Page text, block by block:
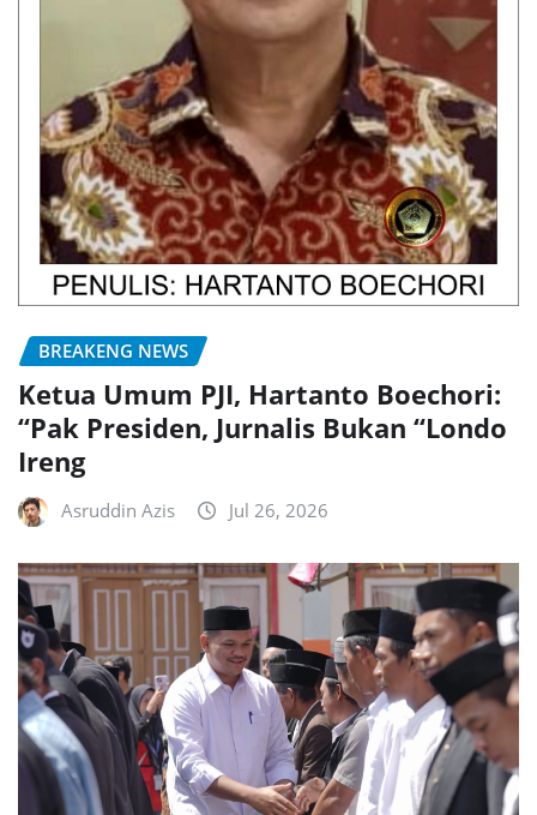
BREAKENG NEWS
Ketua Umum PJI, Hartanto Boechori:
“Pak Presiden, Jurnalis Bukan “Londo
Ireng
Asruddin Azis Jul 26, 2026